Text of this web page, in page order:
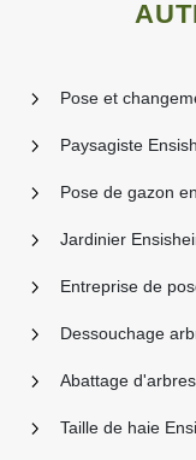
Pose et
Paysagiste
Pose de gazon
Jardinier
Entreprise de
Dessouchage
Abattage
Taille de haie